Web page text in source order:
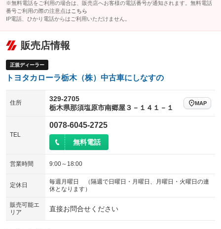
※無料電話をご利用の場合は、販売店へお客様の電話番号が通知されます。無料電話
番号ご利用の際の注意点は こちら
IP電話、ひかり電話からはご利用いただけません。
販売店情報
正規ディーラー
トヨタカローラ栃木（株）中古車にしなすの
住所
329-2705
栃木県那須塩原市南郷屋３－１４１－１
MAP
TEL
0078-6045-2725
無料電話
営業時間 9:00～18:00
定休日
毎週月曜日 （隔週で日曜日・月曜日、月曜日・火曜日の連
休となります）
販売可能エ
リア
直接お問合せください